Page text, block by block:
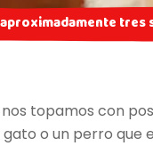
tres
topamos con
o un perro que